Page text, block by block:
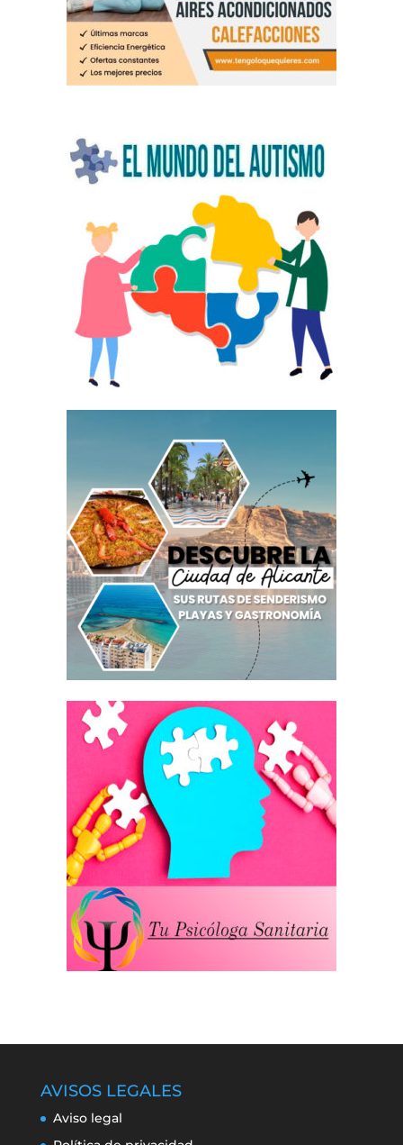
AVISOS LEGALES
Aviso legal